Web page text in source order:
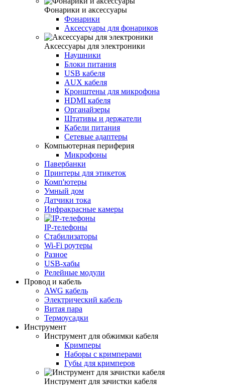
Фонарики и аксессуары
Фонарики
Аксессуары для фонариков
Аксессуары для электроники
Наушники
Блоки питания
USB кабеля
AUX кабеля
Кронштены для микрофона
HDMI кабеля
Органайзеры
Штативы и держатели
Кабели питания
Сетевые адаптеры
Компьютерная периферия
Микрофоны
Павербанки
Принтеры для этикеток
Комп'ютеры
Умный дом
Датчики тока
Инфракрасные камеры
IP-телефоны
Стабилизаторы
Wi‑Fi роутеры
Разное
USB-хабы
Релейные модули
Провод и кабель
AWG кабель
Электрический кабель
Витая пара
Термоусадки
Инструмент
Инструмент для обжимки кабеля
Кримперы
Наборы с кримперами
Губы для кримперов
Инструмент для зачистки кабеля